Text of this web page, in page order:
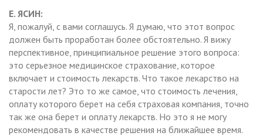
Е. ЯСИН:
Я, пожалуй, с вами соглашусь. Я думаю, что этот вопрос
должен быть проработан более обстоятельно. Я вижу
перспективное, принципиальное решение этого вопроса:
это серьезное медицинское страхование, которое
включает и стоимость лекарств. Что такое лекарство на
старости лет? Это то же самое, что стоимость лечения,
оплату которого берет на себя страховая компания, точно
так же она берет и оплату лекарств. Но это я не могу
рекомендовать в качестве решения на ближайшее время.